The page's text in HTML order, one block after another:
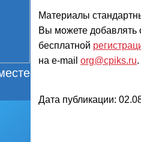
Материалы
Вы можете добавлять
бесплатной
на e-mail org@cpiks.ru.
Дата публикации: